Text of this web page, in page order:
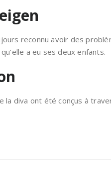
reconnu avoir des
a eu ses deux enfants.
la diva ont été conçus à